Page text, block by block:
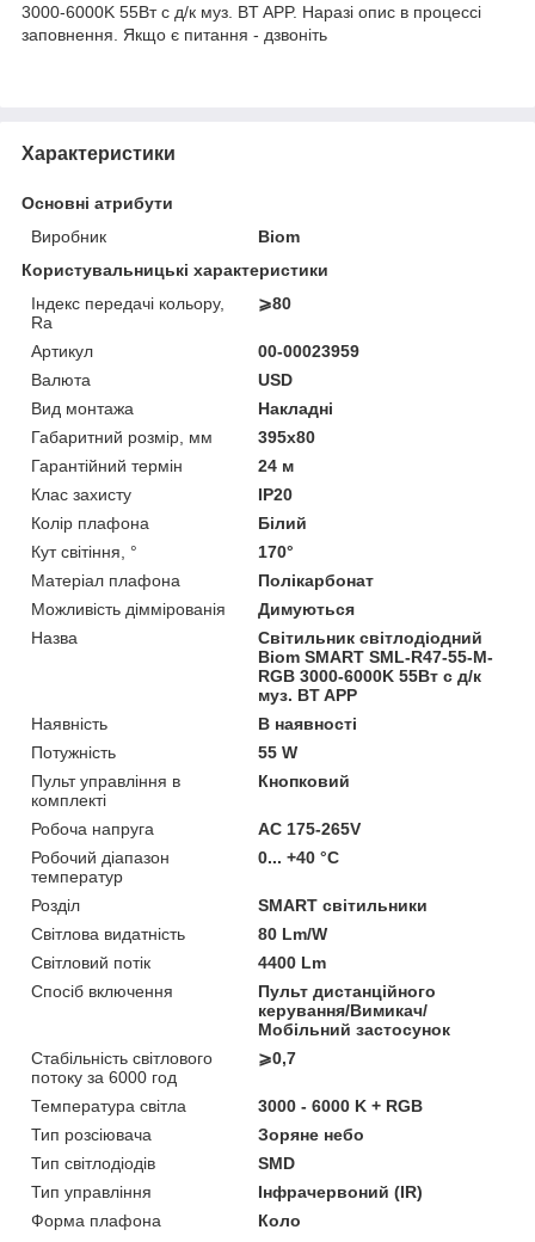
3000-6000K 55Вт с д/к муз. BT APP. Наразі опис в процессі
заповнення. Якщо є питання - дзвоніть
Характеристики
Основні атрибути
Виробник
Biom
Користувальницькі характеристики
Індекс передачі кольору,
Ra
⩾80
Артикул
00-00023959
Валюта
USD
Вид монтажа
Накладні
Габаритний розмір, мм
395x80
Гарантійний термін
24 м
Клас захисту
IP20
Колір плафона
Білий
Кут світіння, °
170°
Матеріал плафона
Полікарбонат
Можливість діммірованія
Димуються
Назва
Світильник світлодіодний
Biom SMART SML-R47-55-M-
RGB 3000-6000K 55Вт с д/к
муз. BT APP
Наявність
В наявності
Потужність
55 W
Пульт управління в
комплекті
Кнопковий
Робоча напруга
AC 175-265V
Робочий діапазон
температур
0... +40 °C
Розділ
SMART світильники
Світлова видатність
80 Lm/W
Світловий потік
4400 Lm
Спосіб включення
Пульт дистанційного
керування/Вимикач/
Мобільний застосунок
Стабільність світлового
потоку за 6000 год
⩾0,7
Температура світла
3000 - 6000 K + RGB
Тип розсіювача
Зоряне небо
Тип світлодіодів
SMD
Тип управління
Інфрачервоний (IR)
Форма плафона
Коло